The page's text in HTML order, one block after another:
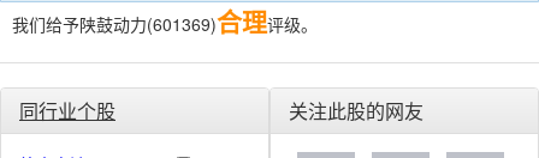
我们给予陕鼓动力(601369)合理评级。
同行业个股 关注此股的网友